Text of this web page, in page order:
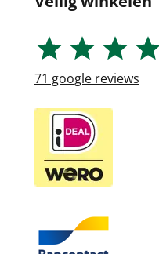
71 google reviews